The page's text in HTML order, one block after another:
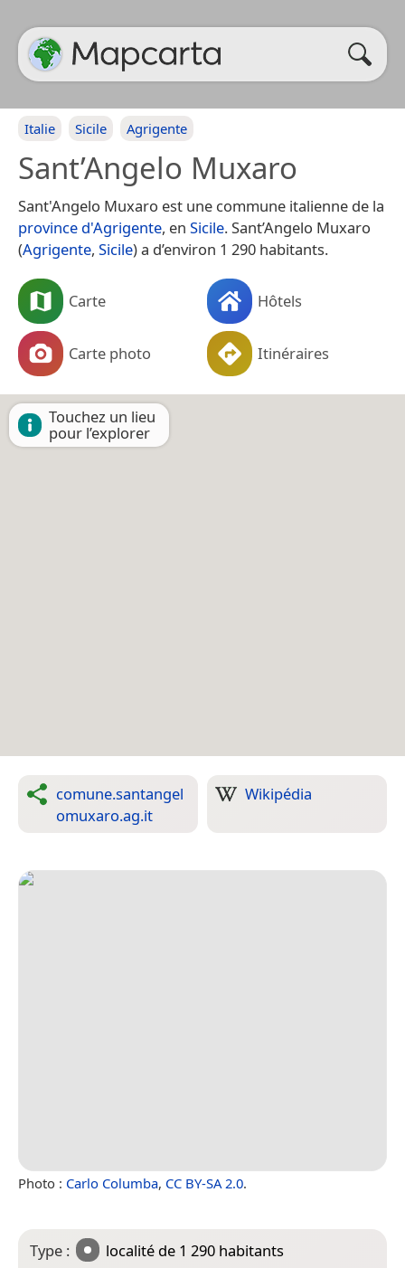
Italie Sicile Agrigente
Sant’Angelo Muxaro
Sant'Angelo Muxaro est une commune italienne de la
province d'Agrigente, en Sicile. Sant’Angelo Muxaro
(Agrigente, Sicile) a d’environ 1 290 habitants.
Carte Hôtels
Carte photo Itinéraires
Touchez un lieu
pour l’explorer
comune.santangel
omuxaro.ag.it
Wikipédia
Photo : Carlo Columba, CC BY-SA 2.0.
Type : localité de 1 290 habitants